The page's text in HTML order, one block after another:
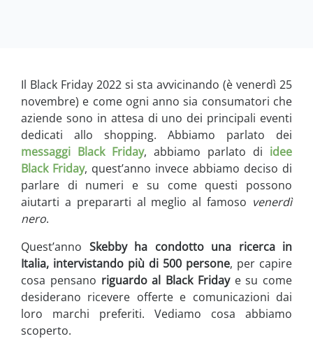
Il Black Friday 2022 si sta avvicinando (è venerdì 25
novembre) e come ogni anno sia consumatori che
aziende sono in attesa di uno dei principali eventi
dedicati allo shopping. Abbiamo parlato dei
messaggi Black Friday, abbiamo parlato di idee
Black Friday, quest’anno invece abbiamo deciso di
parlare di numeri e su come questi possono
aiutarti a prepararti al meglio al famoso venerdì
nero.
Quest’anno Skebby ha condotto una ricerca in
Italia, intervistando più di 500 persone, per capire
cosa pensano riguardo al Black Fridaye su come
desiderano ricevere offerte e comunicazioni dai
loro marchi preferiti. Vediamo cosa abbiamo
scoperto.